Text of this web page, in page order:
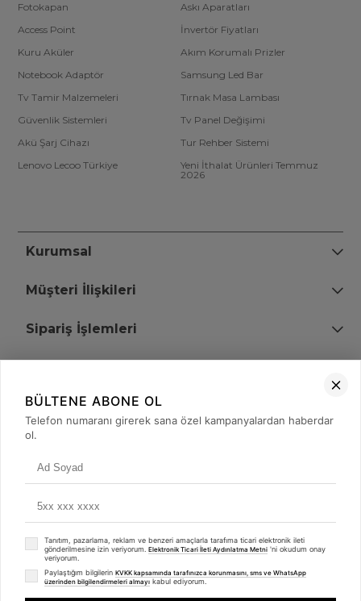
Fotokapan
Askı Aparatları
Access Point
İnvertör Fiyatları
Kuru Aküler
Akım Korumalı Prizler
Notebook Adaptör
Samsung Led Bar
Tv Tamir Malzemeleri
Tırnak Masa Lambası
Güvenlik Sistemleri
Tv Panel Değişimi
Akü Şarj Cihazı
Tur Rehber Sistemi
Lenovo Lecoo Türkiye
Yeni İthalat Ürünleri Temmuz
2026
Kurumsal
Müşteri İlişkileri
Sipariş İşlemleri
+90 (850) 473 08 08
© 2008 - 2026merterelektronik.com
BÜLTENE ABONE OL
Telefon numaranı girerek sana özel kampanyalardan haberdar
ol.
Tanıtım, pazarlama, reklam ve benzeri amaçlarla tarafıma ticari elektronik ileti
gönderilmesine izin veriyorum. Elektronik Ticari İleti Aydınlatma Metni 'ni okudum onay
veriyorum.
Paylaştığım bilgilerin KVKK kapsamında tarafınızca korunmasını, sms ve WhatsApp
üzerinden bilgilendirmeleri almayı kabul ediyorum.